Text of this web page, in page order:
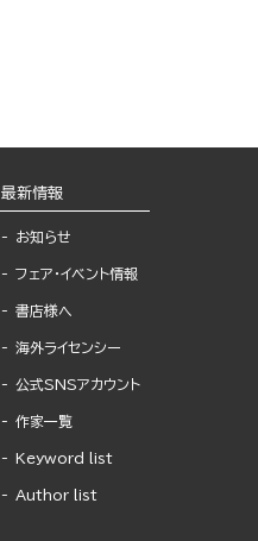
最新情報
お知らせ
フェア・イベント情報
書店様へ
海外ライセンシー
公式SNSアカウント
作家一覧
Keyword list
Author list